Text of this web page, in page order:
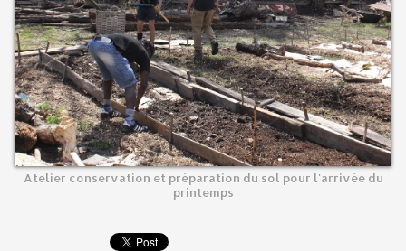
Atelier conservation et préparation du sol pour l'arrivée du
printemps